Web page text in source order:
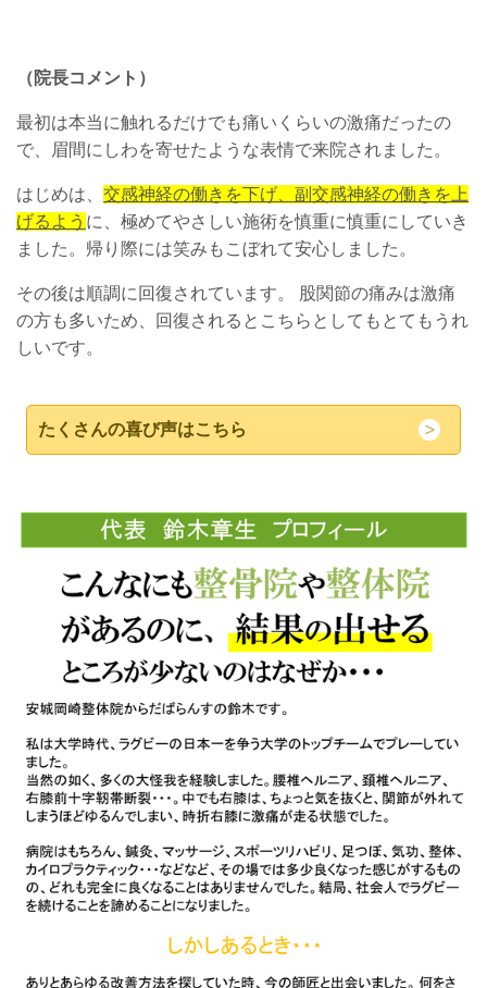
（院長コメント）
最初は本当に触れるだけでも痛いくらいの激痛だったの
で、眉間にしわを寄せたような表情で来院されました。
はじめは、 交感神経の働きを下げ、副交感神経の働きを上
げるよう に、極めてやさしい施術を慎重に慎重にしていき
ました。帰り際には笑みもこぼれて安心しました。
その後は順調に回復されています。 股関節の痛みは激痛
の方も多いため、回復されるとこちらとしてもとてもうれ
しいです。
たくさんの喜び声はこちら